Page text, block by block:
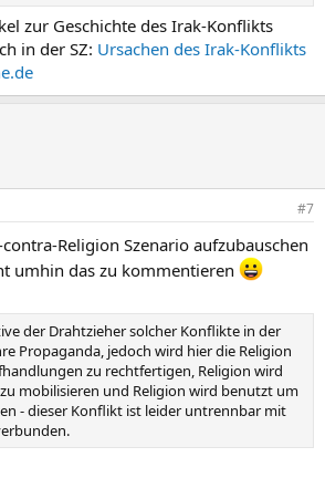
zur Geschichte des Irak-Konflikts
in der SZ: Ursachen des Irak-Konflikts
#7
Religion Szenario aufzubauschen
umhin das zu kommentieren
der Drahtzieher solcher Konflikte in der
Propaganda, jedoch wird hier die Religion
zu rechtfertigen, Religion wird
mobilisieren und Religion wird benutzt um
- dieser Konflikt ist leider untrennbar mit